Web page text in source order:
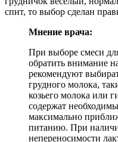
спит, то выбор сделан
Мнение врача:
При выборе смеси
обратить внимание
рекомендуют
грудного молока,
козьего молока или
содержат
максимально
питанию. При
непереносимости